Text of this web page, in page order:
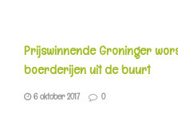
Prijswinnende Groninger
boerderijen uit de buurt
6 oktober 2017 0